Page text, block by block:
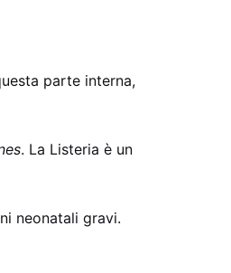
parte interna,
. La Listeria è un
neonatali gravi.